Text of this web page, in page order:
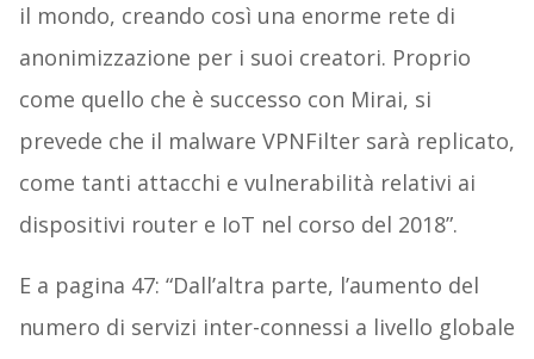
il mondo, creando così una enorme rete di
anonimizzazione per i suoi creatori. Proprio
come quello che è successo con Mirai, si
prevede che il malware VPNFilter sarà replicato,
come tanti attacchi e vulnerabilità relativi ai
dispositivi router e IoT nel corso del 2018”.
E a pagina 47: “Dall’altra parte, l’aumento del
numero di servizi inter-connessi a livello globale